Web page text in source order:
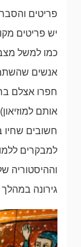
פריטים
יש פריטים
כמו למשל
אנשים
חפרו אצלם
אותם
חשובים
למבקרים
וההיסטוריה
גירונה במהלך